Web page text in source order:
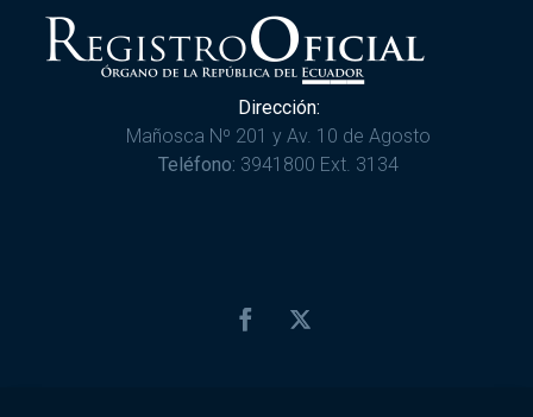
Dirección:
Mañosca Nº 201 y Av. 10 de Agosto
Teléfono: 3941800 Ext. 3134